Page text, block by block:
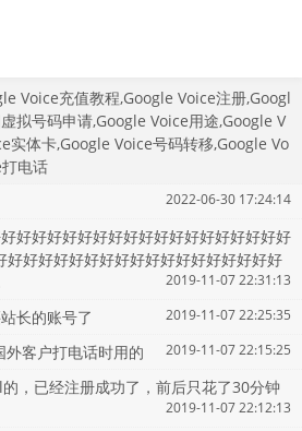
Voice充值教程,Google Voice注册,Googl
拟号码申请,Google Voice用途,Google V
实体卡,Google Voice号码转移,Google Vo
电话
2022-06-30 17:24:14
好好好好好好好好好好好好好好好好好好
好好好好好好好好好好好好好好好好好好
2019-11-07 22:31:13
长的账号了 2019-11-07 22:25:35
客户打电话时用的 2019-11-07 22:15:25
，已经注册成功了，前后只花了30分钟
2019-11-07 22:12:13